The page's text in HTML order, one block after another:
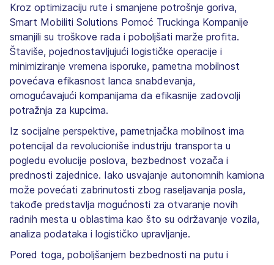
Kroz optimizaciju rute i smanjene potrošnje goriva,
Smart Mobiliti Solutions Pomoć Truckinga Kompanije
smanjili su troškove rada i poboljšati marže profita.
Štaviše, pojednostavljujući logističke operacije i
minimiziranje vremena isporuke, pametna mobilnost
povećava efikasnost lanca snabdevanja,
omogućavajući kompanijama da efikasnije zadovolji
potražnja za kupcima.
Iz socijalne perspektive, pametnjačka mobilnost ima
potencijal da revolucioniše industriju transporta u
pogledu evolucije poslova, bezbednost vozača i
prednosti zajednice. Iako usvajanje autonomnih kamiona
može povećati zabrinutosti zbog raseljavanja posla,
takođe predstavlja mogućnosti za otvaranje novih
radnih mesta u oblastima kao što su održavanje vozila,
analiza podataka i logističko upravljanje.
Pored toga, poboljšanjem bezbednosti na putu i ​​